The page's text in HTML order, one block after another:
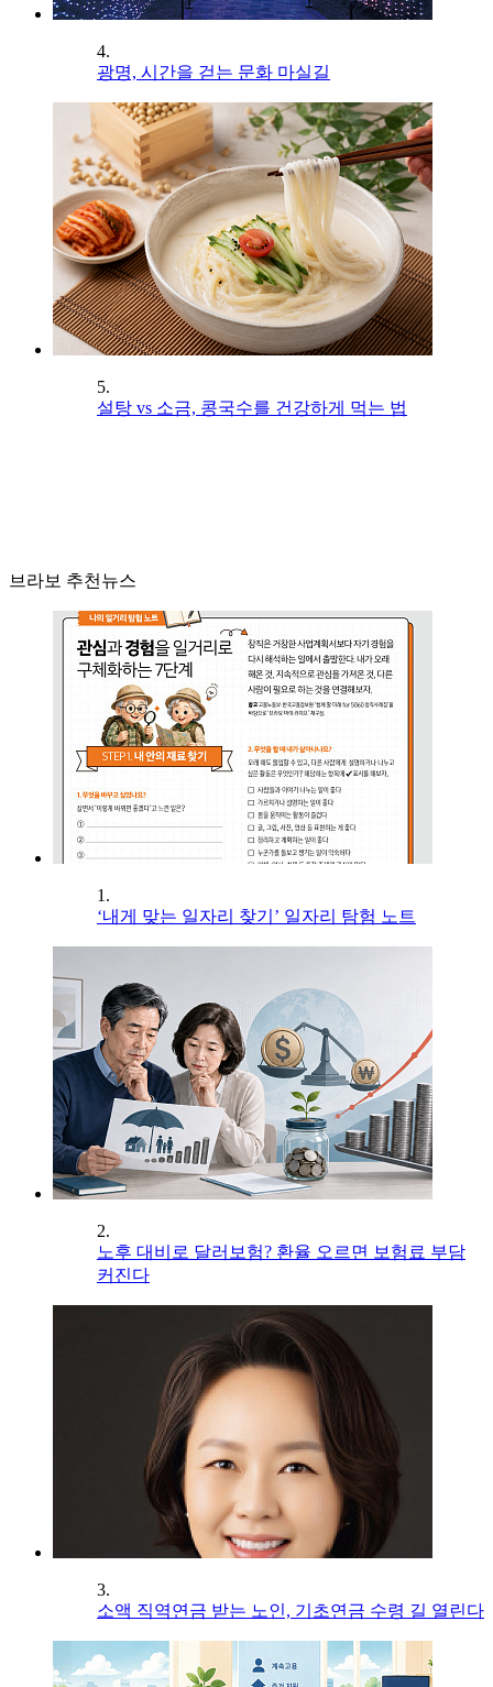
4.
광명, 시간을 걷는 문화 마실길
5.
설탕 vs 소금, 콩국수를 건강하게 먹는 법
브라보 추천뉴스
1.
‘내게 맞는 일자리 찾기’ 일자리 탐험 노트
2.
노후 대비로 달러보험? 환율 오르면 보험료 부담
커진다
3.
소액 직역연금 받는 노인, 기초연금 수령 길 열린다